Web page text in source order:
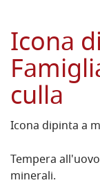
Icona
culla
Icona dipinta a
Tempera
minerali.